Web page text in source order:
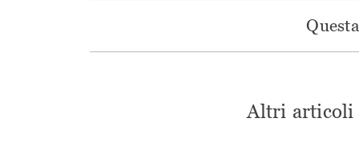
Altri articoli